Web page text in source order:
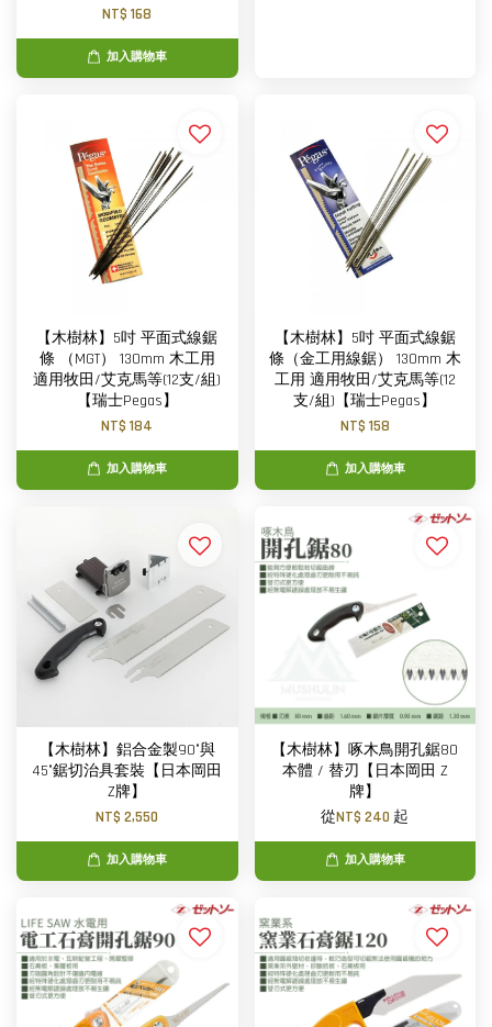
NT$ 168
加入購物車
【木樹林】5吋 平面式線鋸
條 （MGT） 130mm 木工用
適用牧田/艾克馬等(12支/組)
【瑞士Pegas】
NT$ 184
加入購物車
【木樹林】5吋 平面式線鋸
條（金工用線鋸） 130mm 木
工用 適用牧田/艾克馬等(12
支/組)【瑞士Pegas】
NT$ 158
加入購物車
【木樹林】鋁合金製90°與
45°鋸切治具套裝【日本岡田
Z牌】
NT$ 2,550
加入購物車
【木樹林】啄木鳥開孔鋸80
本體 / 替刃【日本岡田 Z
牌】
從NT$ 240 起
加入購物車